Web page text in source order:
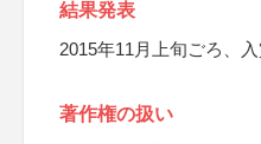
結果発表
2015年11月上旬ごろ、
著作権の扱い